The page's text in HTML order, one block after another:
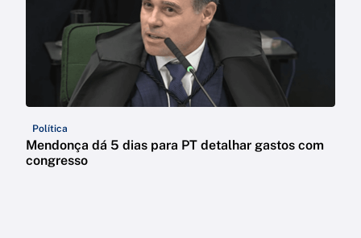
Política
Mendonça dá 5 dias para PT detalhar gastos com
congresso